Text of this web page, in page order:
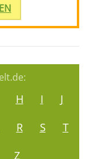
H I
J
R S
T
Z